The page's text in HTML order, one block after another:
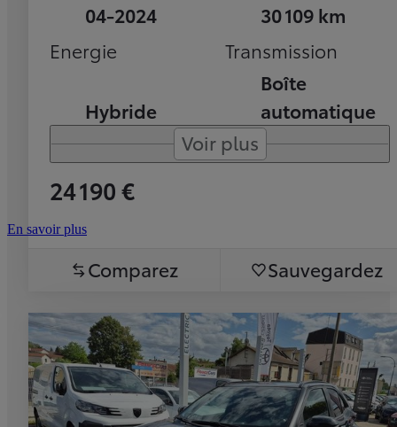
04-2024
30 109 km
Energie
Hybride
Transmission
Boîte
automatique
Voir plus
24 190 €
En savoir plus
Comparez Sauvegardez